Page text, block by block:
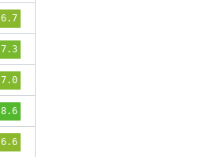
6.7
7.3
7.0
8.6
6.6